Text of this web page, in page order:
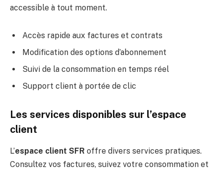
accessible à tout moment.
Accès rapide aux factures et contrats
Modification des options d’abonnement
Suivi de la consommation en temps réel
Support client à portée de clic
Les services disponibles sur l’espace
client
L’espace client SFR offre divers services pratiques.
Consultez vos factures, suivez votre consommation et